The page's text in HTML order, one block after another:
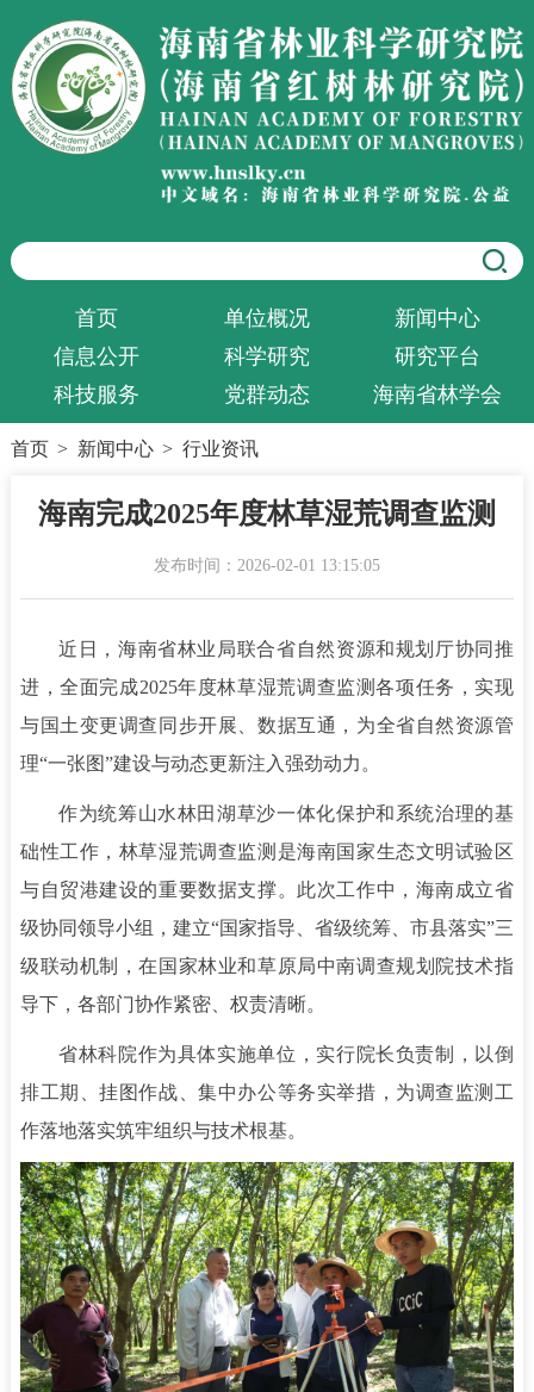
首页 单位概况
新闻中心
信息公开
科学研究
研究平台
科技服务
党群动态 海南省林学会
首页 > 新闻中心 > 行业资讯
海南完成2025年度林草湿荒调查监测
发布时间：2026-02-01 13:15:05
近日，海南省林业局联合省自然资源和规划厅协同推
进，全面完成2025年度林草湿荒调查监测各项任务，实现
与国土变更调查同步开展、数据互通，为全省自然资源管
理“一张图”建设与动态更新注入强劲动力。
作为统筹山水林田湖草沙一体化保护和系统治理的基
础性工作，林草湿荒调查监测是海南国家生态文明试验区
与自贸港建设的重要数据支撑。此次工作中，海南成立省
级协同领导小组，建立“国家指导、省级统筹、市县落实”三
级联动机制，在国家林业和草原局中南调查规划院技术指
导下，各部门协作紧密、权责清晰。
省林科院作为具体实施单位，实行院长负责制，以倒
排工期、挂图作战、集中办公等务实举措，为调查监测工
作落地落实筑牢组织与技术根基。